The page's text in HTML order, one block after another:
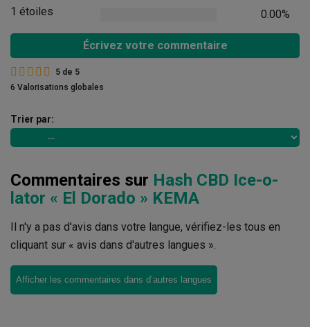
1 étoiles
0.00%
Écrivez votre commentaire
5 de 5
6 Valorisations globales
Trier par:
Commentaires sur Hash CBD Ice-o-
lator « El Dorado » KEMA
Il n'y a pas d'avis dans votre langue, vérifiez-les tous en
cliquant sur « avis dans d'autres langues ».
Afficher les commentaires dans d’autres langues